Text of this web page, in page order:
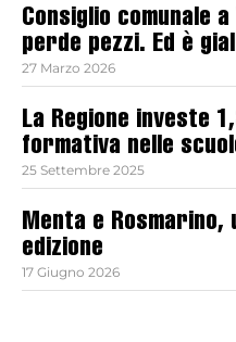
Consiglio comunale
perde pezzi. Ed è
27 Marzo 2026
La Regione investe
formativa nelle
25 Settembre 2025
Menta e Rosmarino,
edizione
17 Giugno 2026